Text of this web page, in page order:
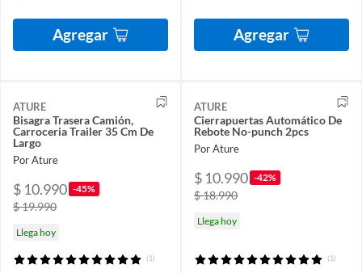
Agregar Agregar
ATURE
Bisagra Trasera Camión,
Carroceria Trailer 35 Cm De
Largo
Por Ature
$ 10.990 -45%
$ 19.990
Llega hoy
(1)
ATURE
Cierrapuertas Automático De
Rebote No-punch 2pcs
Por Ature
$ 10.990 -42%
$ 18.990
Llega hoy
(1)